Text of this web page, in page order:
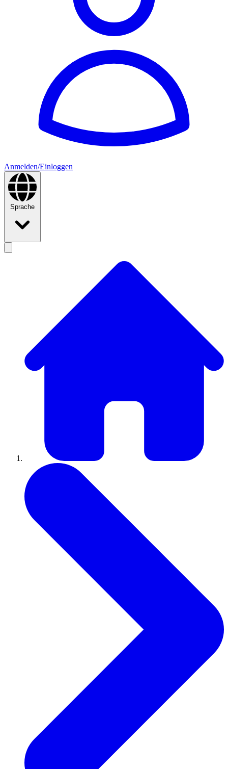
Anmelden/Einloggen
Sprache